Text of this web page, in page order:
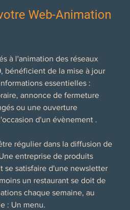
Web-Animation
à l'animation des réseaux
bénéficient de la mise à jour
essentielles :
annonce de fermeture
ou une ouverture
d'un évènement .
régulier dans la diffusion de
entreprise de produits
se satisfaire d'une newsletter
un restaurant se doit de
chaque semaine, au
: Un menu.